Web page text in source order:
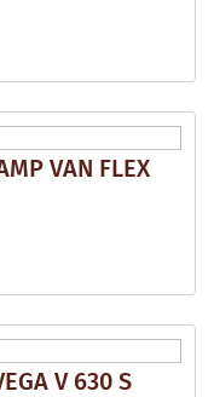
VAN FLEX
V 630 S